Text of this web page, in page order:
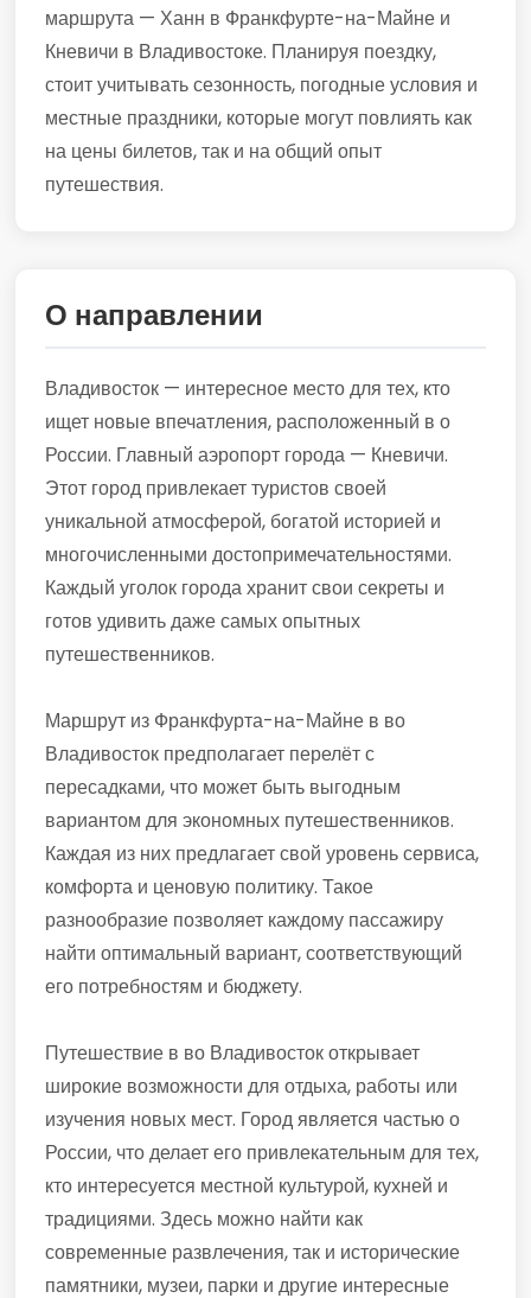
маршрута — Ханн в Франкфурте-на-Майне и
Кневичи в Владивостоке. Планируя поездку,
стоит учитывать сезонность, погодные условия и
местные праздники, которые могут повлиять как
на цены билетов, так и на общий опыт
путешествия.
О направлении
Владивосток — интересное место для тех, кто
ищет новые впечатления, расположенный в о
России. Главный аэропорт города — Кневичи.
Этот город привлекает туристов своей
уникальной атмосферой, богатой историей и
многочисленными достопримечательностями.
Каждый уголок города хранит свои секреты и
готов удивить даже самых опытных
путешественников.
Маршрут из Франкфурта-на-Майне в во
Владивосток предполагает перелёт с
пересадками, что может быть выгодным
вариантом для экономных путешественников.
Каждая из них предлагает свой уровень сервиса,
комфорта и ценовую политику. Такое
разнообразие позволяет каждому пассажиру
найти оптимальный вариант, соответствующий
его потребностям и бюджету.
Путешествие в во Владивосток открывает
широкие возможности для отдыха, работы или
изучения новых мест. Город является частью о
России, что делает его привлекательным для тех,
кто интересуется местной культурой, кухней и
традициями. Здесь можно найти как
современные развлечения, так и исторические
памятники, музеи, парки и другие интересные